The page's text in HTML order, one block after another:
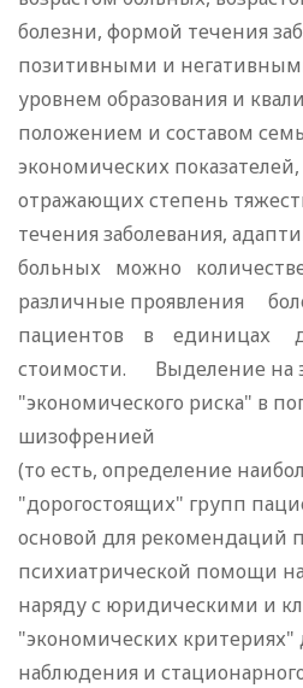
болезни, формой течения
позитивными и
уровнем образования и
положением и составом
экономических
отражающих степень
течения заболевания,
больных можно
различные проявления
пациентов в единицах
стоимости. Выделение на
"экономического риска" в
шизофренией
(то есть, определение
"дорогостоящих" групп
основой для рекомендаций
психиатрической помощи
наряду с юридическими и
"экономических критериях"
наблюдения и